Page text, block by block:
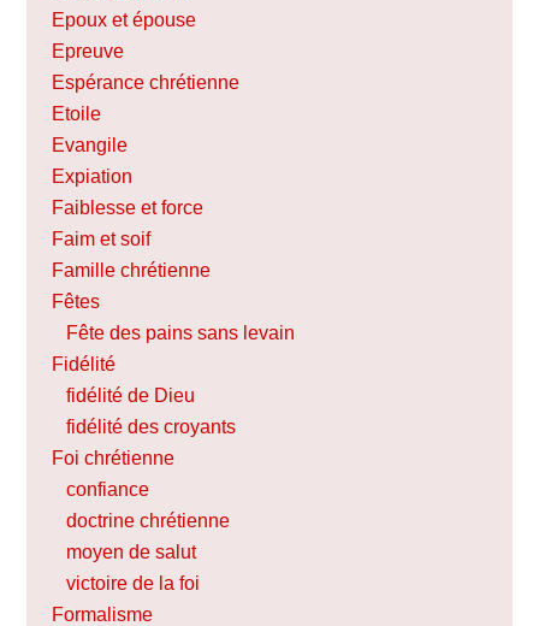
Epoux et épouse
Epreuve
Espérance chrétienne
Etoile
Evangile
Expiation
Faiblesse et force
Faim et soif
Famille chrétienne
Fêtes
Fête des pains sans levain
Fidélité
fidélité de Dieu
fidélité des croyants
Foi chrétienne
confiance
doctrine chrétienne
moyen de salut
victoire de la foi
Formalisme